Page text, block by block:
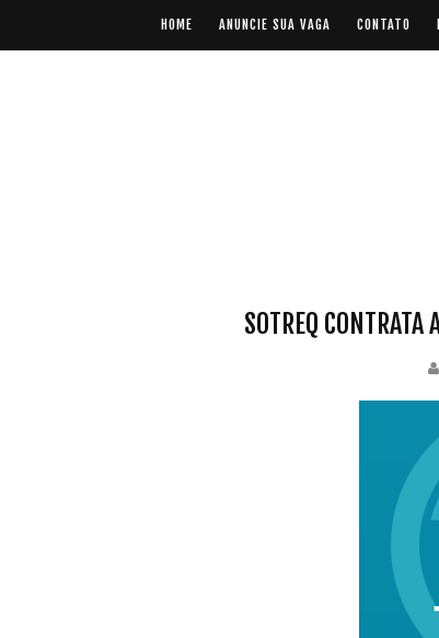
HOME ANUNCIE SUA VAGA CONTATO
SOTREQ